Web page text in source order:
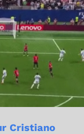
Cristiano